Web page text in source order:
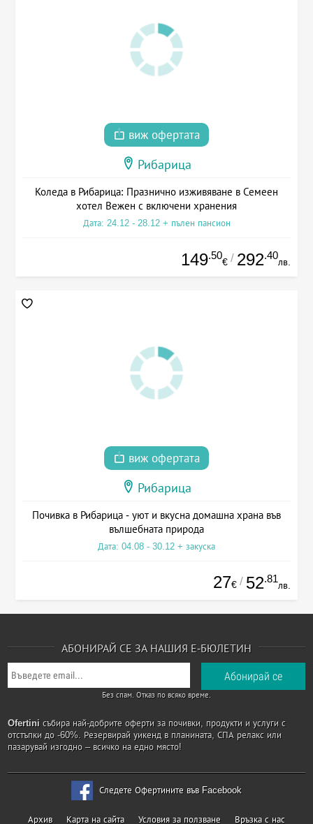
виж офертата
Рибарица
Коледа в Рибарица: Празнично изживяване в Семеен
хотел Вежен с включени хранения
Дата: 24.12 - 28.12 + пълен пансион
149.50
€ / 292.40
лв.
виж офертата
Рибарица
Почивка в Рибарица - уют и вкусна домашна храна във
вълшебната природа
Дата: 04.08 - 30.12 + закуска
27€ / 52.81
лв.
АБОНИРАЙ СЕ ЗА НАШИЯ Е-БЮЛЕТИН
Без спам. Отказ по всяко време.
Ofertini събира най-добрите оферти за почивки, продукти и услуги с
отстъпки до -60%. Резервирай уикенд в планината, СПА релакс или
пазарувай изгодно – всичко на едно място!
Следете Офертините във Facebook
Архив Карта на сайта Условия за ползване Връзка с нас